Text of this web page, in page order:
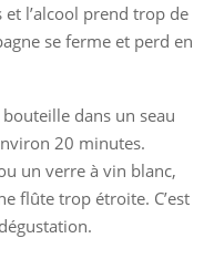
l’alcool prend trop de
se ferme et perd en
dans un seau
20 minutes.
un verre à vin blanc,
flûte trop étroite. C’est